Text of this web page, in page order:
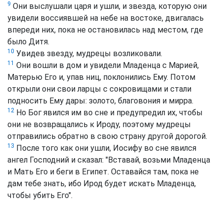
9 Они выслушали царя и ушли, и звезда, которую они
увидели воссиявшей на небе на востоке, двигалась
впереди них, пока не остановилась над местом, где
было Дитя.
10 Увидев звезду, мудрецы возликовали.
11 Они вошли в дом и увидели Младенца с Марией,
Матерью Его и, упав ниц, поклонились Ему. Потом
открыли они свои ларцы с сокровищами и стали
подносить Ему дары: золото, благовония и мирра.
12 Но Бог явился им во сне и предупредил их, чтобы
они не возвращались к Ироду, поэтому мудрецы
отправились обратно в свою страну другой дорогой.
13 После того как они ушли, Иосифу во сне явился
ангел Господний и сказал: "Вставай, возьми Младенца
и Мать Его и беги в Египет. Оставайся там, пока не
дам тебе знать, ибо Ирод будет искать Младенца,
чтобы убить Его".